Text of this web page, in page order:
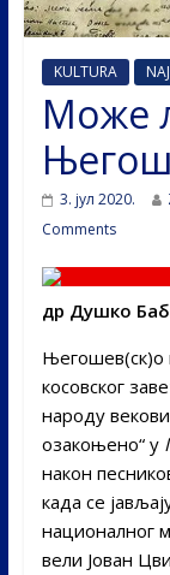
KULTURA
Може
3. јул 2020.
Comments
др Душко
Његошев(ск)о
косовског
народу
озакоњено“ у
након
када се
националног
вели Јован